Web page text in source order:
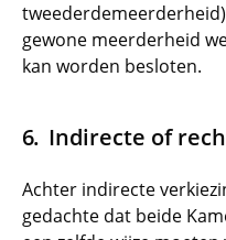
gewone meerderheid
kan worden besloten.
Indirecte of
Achter indirecte
gedachte dat beide